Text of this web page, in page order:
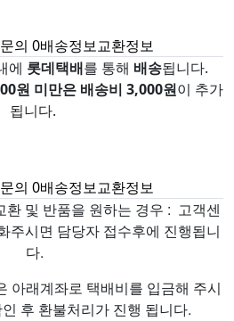
의 0배송정보교환정보
에 롯데택배를 통해 배송됩니다.
원 미만은 배송비 3,000원이 추가
됩니다.
의 0배송정보교환정보
환 및 반품을 원하는 경우 : 고객센
주시면 담당자 접수후에 진행됩니
다.
아래계좌로 택배비를 입금해 주시
후 환불처리가 진행 됩니다.